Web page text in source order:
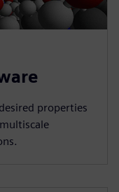
properties